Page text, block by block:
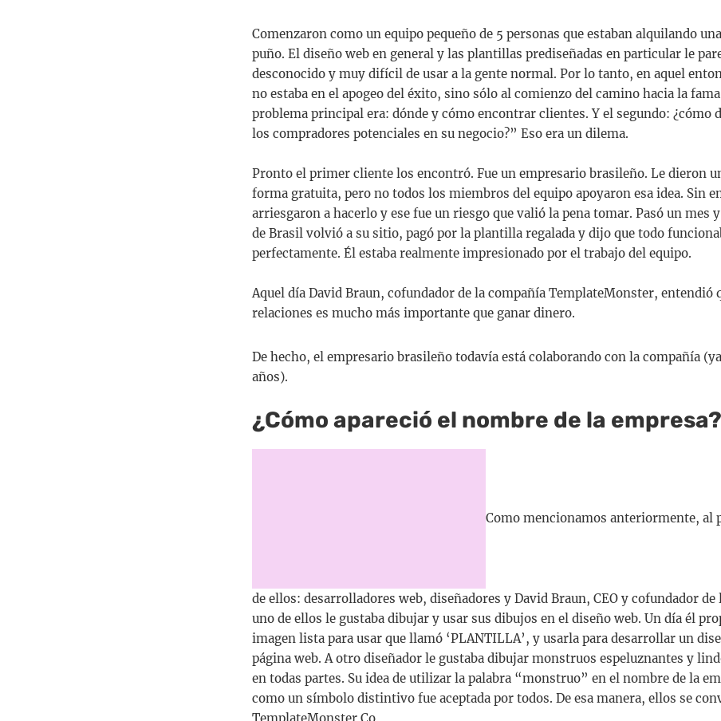
Comenzaron como un equipo pequeño de 5 personas que estaban alquilando
puño. El diseño web en general y las plantillas prediseñadas en particular le
desconocido y muy difícil de usar a la gente normal. Por lo tanto, en aquel
no estaba en el apogeo del éxito, sino sólo al comienzo del camino hacia la
problema principal era: dónde y cómo encontrar clientes. Y el segundo: ¿cómo
los compradores potenciales en su negocio?” Eso era un dilema.
Pronto el primer cliente los encontró. Fue un empresario brasileño. Le dieron
forma gratuita, pero no todos los miembros del equipo apoyaron esa idea. Sin
arriesgaron a hacerlo y ese fue un riesgo que valió la pena tomar. Pasó un mes
de Brasil volvió a su sitio, pagó por la plantilla regalada y dijo que todo
perfectamente. Él estaba realmente impresionado por el trabajo del equipo.
Aquel día David Braun, cofundador de la compañía TemplateMonster, entendió
relaciones es mucho más importante que ganar dinero.
De hecho, el empresario brasileño todavía está colaborando con la compañía
años).
¿Cómo apareció el nombre de la empresa?
Como mencionamos anteriormente, al
de ellos: desarrolladores web, diseñadores y David Braun, CEO y cofundador de
uno de ellos le gustaba dibujar y usar sus dibujos en el diseño web. Un día él
imagen lista para usar que llamó ‘PLANTILLA’, y usarla para desarrollar un
página web. A otro diseñador le gustaba dibujar monstruos espeluznantes y
en todas partes. Su idea de utilizar la palabra “monstruo” en el nombre de la
como un símbolo distintivo fue aceptada por todos. De esa manera, ellos se